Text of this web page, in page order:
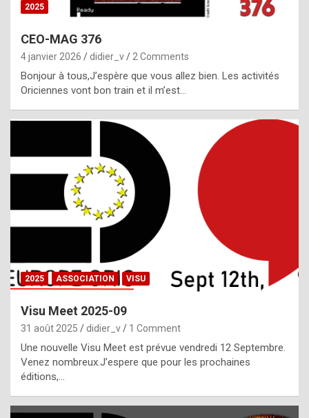
p
e
c
i
l
,
g
h
t
f
2025
CEO-MAG 376
4 janvier 2026 didier_v 2 Comments
Bonjour à tous,J’espère que vous allez bien. Les activités
Oriciennes vont bon train et il m’est…
2025 ASSOCIATION VISU
Visu Meet 2025-09
31 août 2025 didier_v 1 Comment
Une nouvelle Visu Meet est prévue vendredi 12 Septembre.
Venez nombreux.J’espere que pour les prochaines
éditions,…